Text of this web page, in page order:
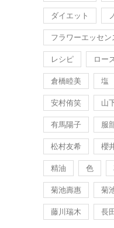
ダイエット
フラワーエッセン
レシピ ロー
倉橋睦美 塩
安村侑笑 山
有馬陽子 服
松村友希 櫻
精油 色
菊池壽惠 菊
藤川瑞木 長